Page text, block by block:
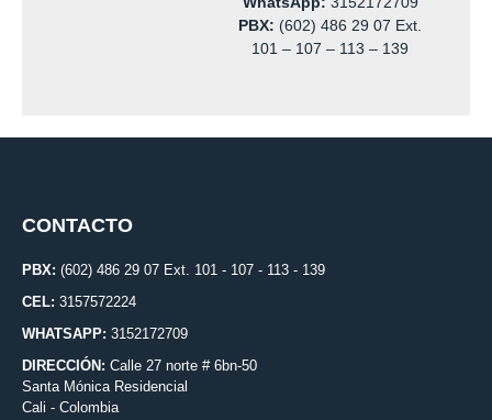
PBX: (602) 486 29 07 Ext.
101 – 107 – 113 – 139
CONTACTO
PBX: (602) 486 29 07 Ext. 101 - 107 - 113 - 139
CEL: 3157572224
WHATSAPP: 3152172709
DIRECCIÓN: Calle 27 norte # 6bn-50
Santa Mónica Residencial
Cali - Colombia